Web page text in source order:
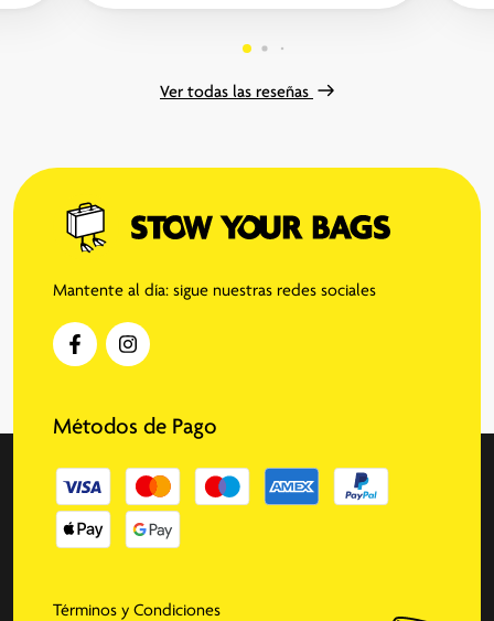
Ver todas las reseñas
Mantente al día: sigue nuestras redes sociales
Métodos de Pago
Términos y Condiciones